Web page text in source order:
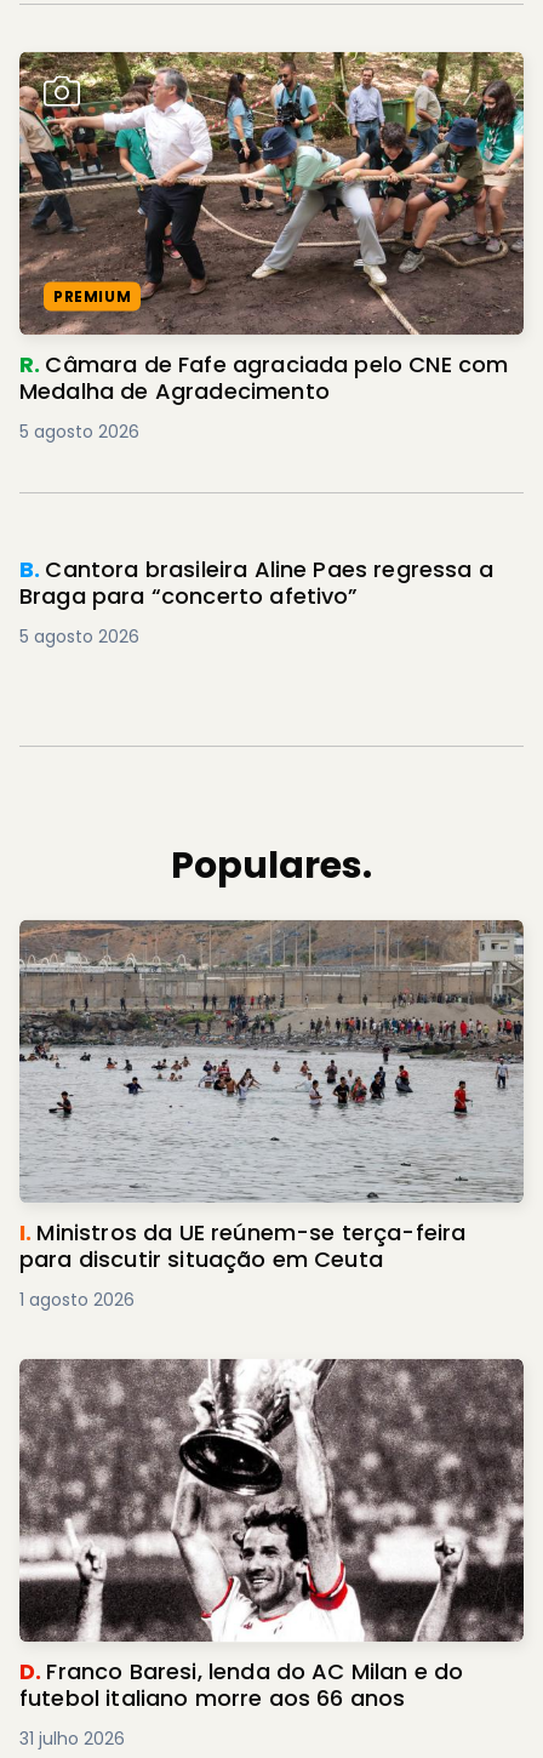
PREMIUM
R. Câmara de Fafe agraciada pelo CNE com
Medalha de Agradecimento
5 agosto 2026
B. Cantora brasileira Aline Paes regressa a
Braga para “concerto afetivo”
5 agosto 2026
Populares.
I. Ministros da UE reúnem-se terça-feira
para discutir situação em Ceuta
1 agosto 2026
D. Franco Baresi, lenda do AC Milan e do
futebol italiano morre aos 66 anos
31 julho 2026